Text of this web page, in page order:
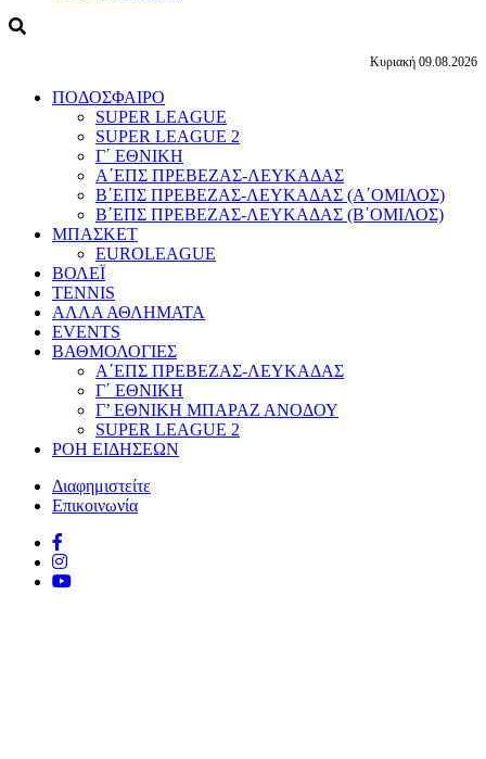
Κυριακή 09.08.2026
ΠΟΔΟΣΦΑΙΡΟ
SUPER LEAGUE
SUPER LEAGUE 2
Γ΄ ΕΘΝΙΚΗ
Α΄ΕΠΣ ΠΡΕΒΕΖΑΣ-ΛΕΥΚΑΔΑΣ
Β΄ΕΠΣ ΠΡΕΒΕΖΑΣ-ΛΕΥΚΑΔΑΣ (Α΄ΟΜΙΛΟΣ)
Β΄ΕΠΣ ΠΡΕΒΕΖΑΣ-ΛΕΥΚΑΔΑΣ (Β΄ΟΜΙΛΟΣ)
ΜΠΑΣΚΕΤ
EUROLEAGUE
ΒΟΛΕΪ
TENNIS
ΑΛΛΑ ΑΘΛΗΜΑΤΑ
EVENTS
ΒΑΘΜΟΛΟΓΙΕΣ
Α΄ΕΠΣ ΠΡΕΒΕΖΑΣ-ΛΕΥΚΑΔΑΣ
Γ΄ ΕΘΝΙΚΗ
Γ’ ΕΘΝΙΚΗ ΜΠΑΡΑΖ ΑΝΟΔΟΥ
SUPER LEAGUE 2
ΡΟΗ ΕΙΔΗΣΕΩΝ
Διαφημιστείτε
Επικοινωνία